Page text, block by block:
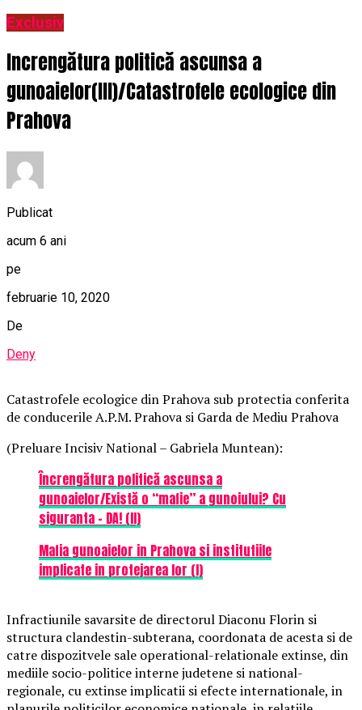
Exclusiv
Increngătura politică ascunsa a
gunoaielor(III)/Catastrofele ecologice din
Prahova
Publicat
acum 6 ani
pe
februarie 10, 2020
De
Deny
Catastrofele ecologice din Prahova sub protectia conferita
de conducerile A.P.M. Prahova si Garda de Mediu Prahova
(Preluare Incisiv National – Gabriela Muntean):
Încrengătura politică ascunsa a
gunoaielor/Există o “mafie” a gunoiului? Cu
siguranta – DA! (II)
Mafia gunoaielor in Prahova si institutiile
implicate in protejarea lor (I)
Infractiunile savarsite de directorul Diaconu Florin si
structura clandestin-subterana, coordonata de acesta si de
catre dispozitvele sale operational-relationale extinse, din
mediile socio-politice interne judetene si national-
regionale, cu extinse implicatii si efecte internationale, in